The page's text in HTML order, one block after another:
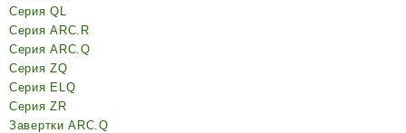
Серия QL
Серия ARC.R
Серия ARC.Q
Серия ZQ
Серия ELQ
Серия ZR
Завертки ARC.Q